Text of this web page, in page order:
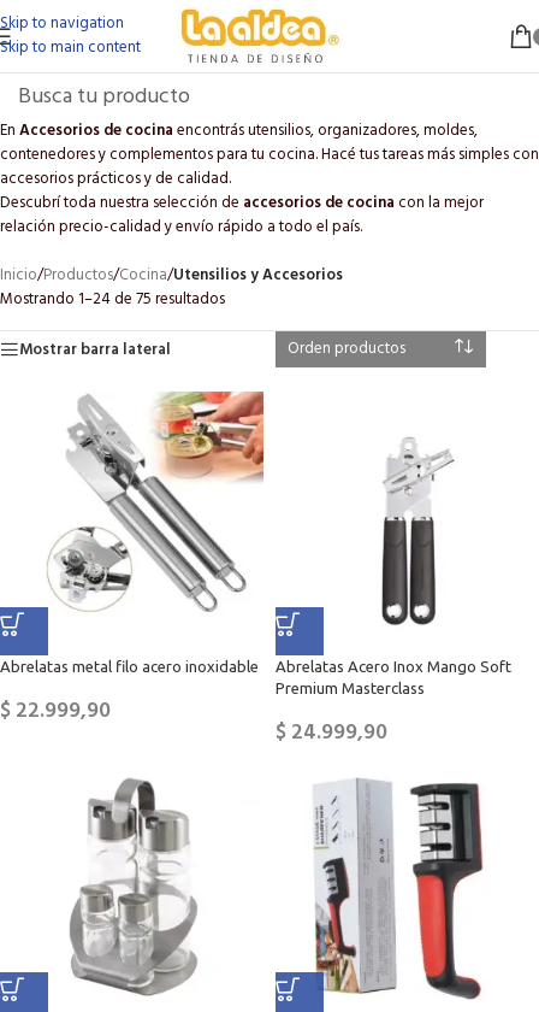
Skip to navigation
Skip to main content
EnAccesorios de cocinaencontrás utensilios, organizadores, moldes,
contenedores y complementos para tu cocina. Hacé tus tareas más simples con
accesorios prácticos y de calidad.
Descubrí toda nuestra selección de accesorios de cocina con la mejor
relación precio-calidad y envío rápido a todo el país.
Inicio/Productos/Cocina/Utensilios y Accesorios
Mostrando 1–24 de 75 resultados
Mostrar barra lateral
Abrelatas metal filo acero inoxidable
$22.999,90
Abrelatas Acero Inox Mango Soft
Premium Masterclass
$24.999,90